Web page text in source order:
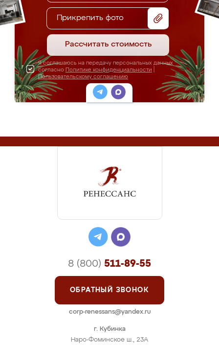
Прикрепить фото
Рассчитать стоимость
Я соглашаюсь на передачу персональных данных
согласно Политике конфиденциальности
Пользовательскому соглашению
г. Кубинка
Наро-Фоминское ш., 23А
8 (800) 511-89-55
ОБРАТНЫЙ ЗВОНОК
corp-renessans@yandex.ru